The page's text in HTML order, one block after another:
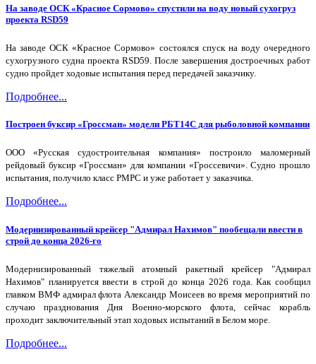
На заводе ОСК «Красное Сормово» спустили на воду новый сухогруз
проекта RSD59
На заводе ОСК «Красное Сормово» состоялся спуск на воду очередного
сухогрузного судна проекта RSD59. После завершения достроечных работ
судно пройдет ходовые испытания перед передачей заказчику.
Подробнее...
Построен буксир «Гроссман» модели РБТ14С для рыболовной компании
ООО «Русская судостроительная компания» построило маломерный
рейдовый буксир «Гроссман» для компании «Гроссевичи». Судно прошло
испытания, получило класс РМРС и уже работает у заказчика.
Подробнее...
Модернизированный крейсер "Адмирал Нахимов" пообещали ввести в
строй до конца 2026-го
Модернизированный тяжелый атомный ракетный крейсер "Адмирал
Нахимов" планируется ввести в строй до конца 2026 года. Как сообщил
главком ВМФ адмирал флота Александр Моисеев во время мероприятий по
случаю празднования Дня Военно-морского флота, сейчас корабль
проходит заключительный этап ходовых испытаний в Белом море.
Подробнее...